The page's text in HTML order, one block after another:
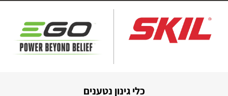
כלי גינון נטענים